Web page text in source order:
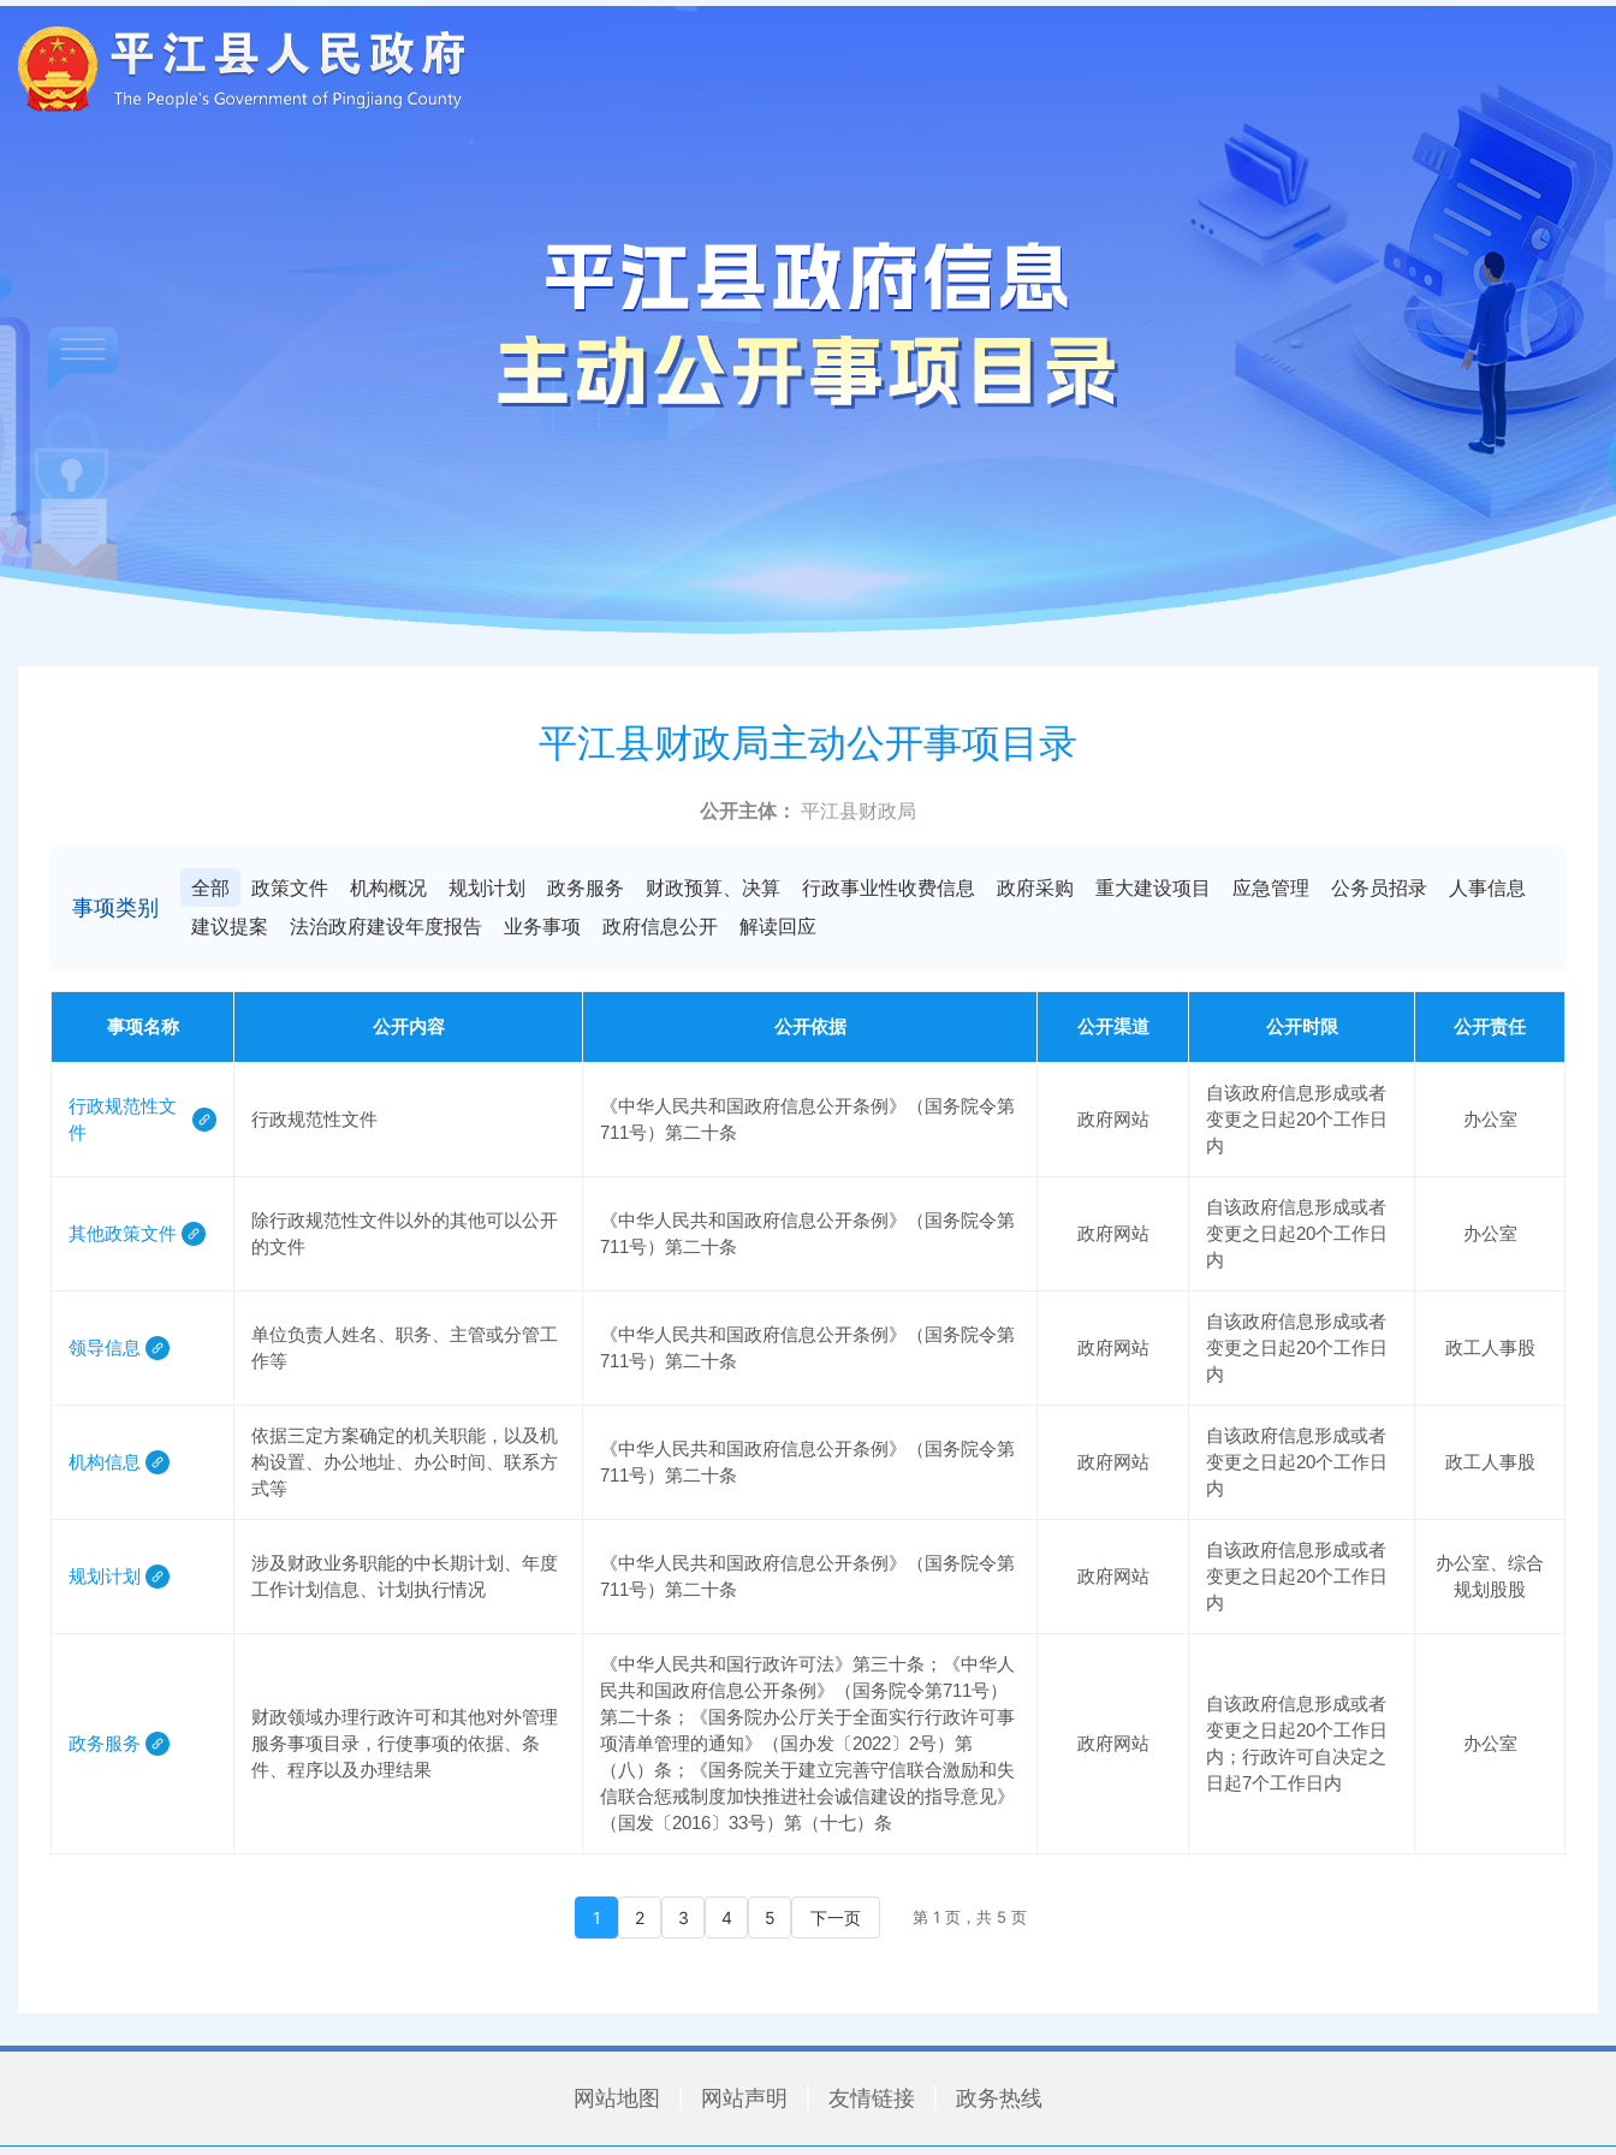
平江县财政局主动公开事项目录
公开主体： 平江县财政局
事项类别
全部 政策文件 机构概况 规划计划 政务服务 财政预算、决算 行政事业性收费信息 政府采购 重大建设项目 应急管理 公务员招录
人事信息
建议提案
法治政府建设年度报告 业务事项 政府信息公开 解读回应
事项名称 公开内容 公开依据 公开渠道 公开时限 公开责任
行政规范性文
件
行政规范性文件
《中华人民共和国政府信息公开条例》（国务院令第
711号）第二十条
政府网站
自该政府信息形成或者
变更之日起20个工作日
内
办公室
其他政策文件
除行政规范性文件以外的其他可以公开
的文件
《中华人民共和国政府信息公开条例》（国务院令第
711号）第二十条
政府网站
自该政府信息形成或者
变更之日起20个工作日
内
办公室
领导信息
单位负责人姓名、职务、主管或分管工
作等
《中华人民共和国政府信息公开条例》（国务院令第
711号）第二十条
政府网站
自该政府信息形成或者
变更之日起20个工作日
内
政工人事股
机构信息
依据三定方案确定的机关职能，以及机
构设置、办公地址、办公时间、联系方
式等
《中华人民共和国政府信息公开条例》（国务院令第
711号）第二十条
政府网站
自该政府信息形成或者
变更之日起20个工作日
内
政工人事股
规划计划
涉及财政业务职能的中长期计划、年度
工作计划信息、计划执行情况
《中华人民共和国政府信息公开条例》（国务院令第
711号）第二十条
政府网站
自该政府信息形成或者
变更之日起20个工作日
内
办公室、综合
规划股股
政务服务
财政领域办理行政许可和其他对外管理
服务事项目录，行使事项的依据、条
件、程序以及办理结果
《中华人民共和国行政许可法》第三十条；《中华人
民共和国政府信息公开条例》（国务院令第711号）
第二十条；《国务院办公厅关于全面实行行政许可事
项清单管理的通知》（国办发〔2022〕2号）第
（八）条；《国务院关于建立完善守信联合激励和失
信联合惩戒制度加快推进社会诚信建设的指导意见》
（国发〔2016〕33号）第（十七）条
政府网站
自该政府信息形成或者
变更之日起20个工作日
内；行政许可自决定之
日起7个工作日内
办公室
1 2 3 4 5 下一页 第 1 页，共 5 页
网站地图 网站声明 友情链接 政务热线